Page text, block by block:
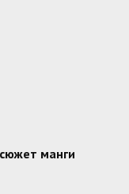
манги